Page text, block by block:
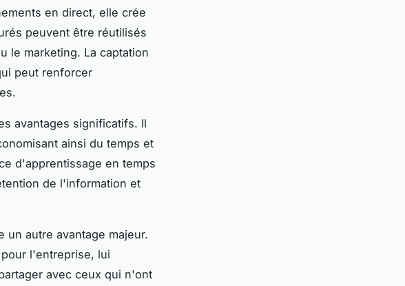
en direct, elle crée
peuvent être réutilisés
le marketing. La captation
peut renforcer
avantages significatifs. Il
ainsi du temps et
d'apprentissage en temps
de l'information et
autre avantage majeur.
l'entreprise, lui
avec ceux qui n'ont